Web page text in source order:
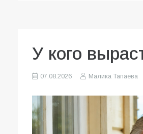
У кого
07.08.2026 Малика Тапаева